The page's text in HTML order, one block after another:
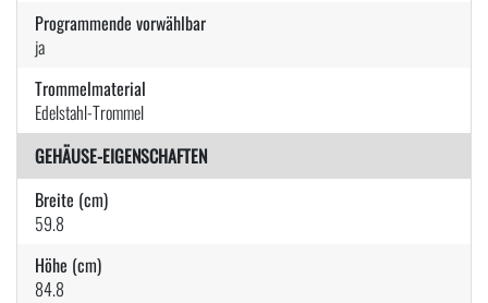
Programmende vorwählbar
ja
Trommelmaterial
Edelstahl-Trommel
GEHÄUSE-EIGENSCHAFTEN
Breite (cm)
59.8
Höhe (cm)
84.8